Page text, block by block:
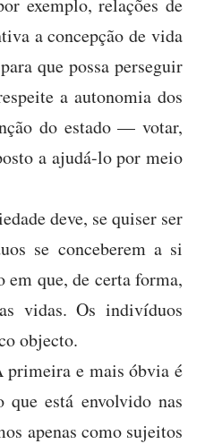
exemplo, relações de
a concepção de vida
que possa perseguir
a autonomia dos
do estado — votar,
a ajudá-lo por meio
deve, se quiser ser
se conceberem a si
em que, de certa forma,
vidas. Os indivíduos
objecto.
primeira e mais óbvia é
que está envolvido nas
apenas como sujeitos